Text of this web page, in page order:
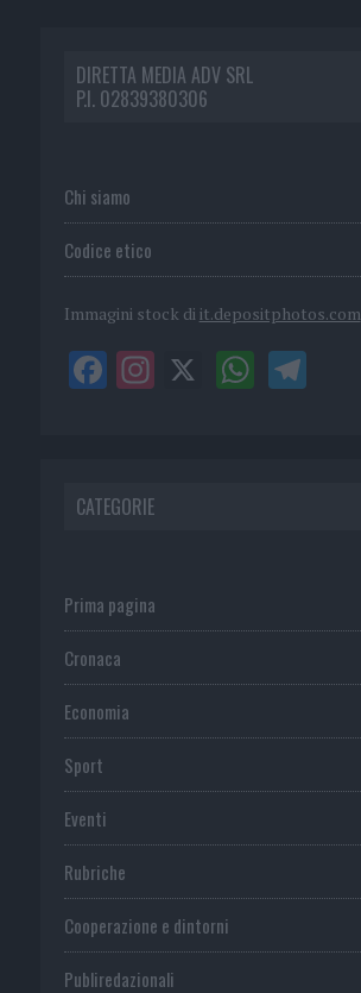
DIRETTA MEDIA ADV SRL
P.I. 02839380306
Chi siamo
Codice etico
Immagini stock di it.depositphotos.com
CATEGORIE
Prima pagina
Cronaca
Economia
Sport
Eventi
Rubriche
Cooperazione e dintorni
Publiredazionali